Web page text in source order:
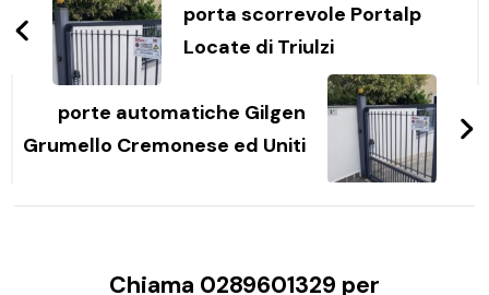
articoli
porta scorrevole Portalp
Locate di Triulzi
porte automatiche Gilgen
Grumello Cremonese ed Uniti
Chiama 0289601329 per